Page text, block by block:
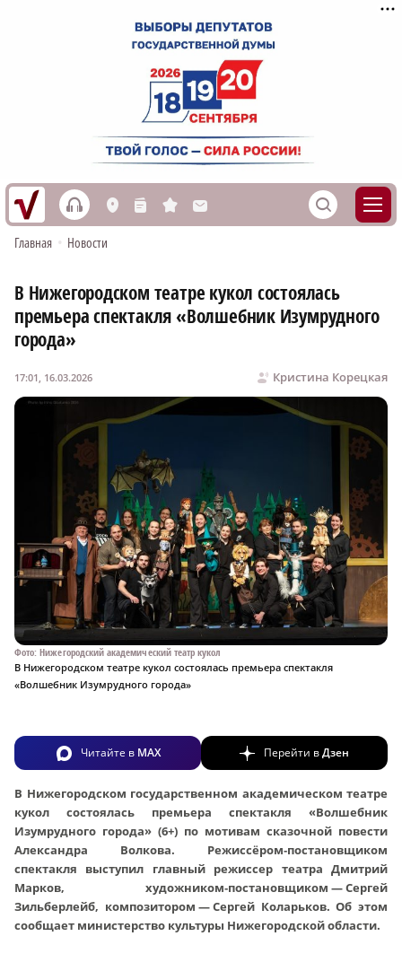
h L n s M S
Главная • Новости
В Нижегородском театре кукол состоялась
премьера спектакля «Волшебник Изумрудного
города»
Кристина Корецкая
17:01, 16.03.2026
Фото: Нижегородский академический театр кукол
В Нижегородском театре кукол состоялась премьера спектакля
«Волшебник Изумрудного города»
Читайте в MAX Перейти вДзен
В Нижегородском государственном академическом театре
кукол состоялась премьера спектакля «Волшебник
Изумрудного города» (6+) по мотивам сказочной повести
Александра Волкова. Режиссёром‑постановщиком
спектакля выступил главный режиссер театра Дмитрий
Марков, художником‑постановщиком — Сергей
Зильберлейб, композитором — Сергей Коларьков. Об этом
сообщает министерство культуры Нижегородской области.